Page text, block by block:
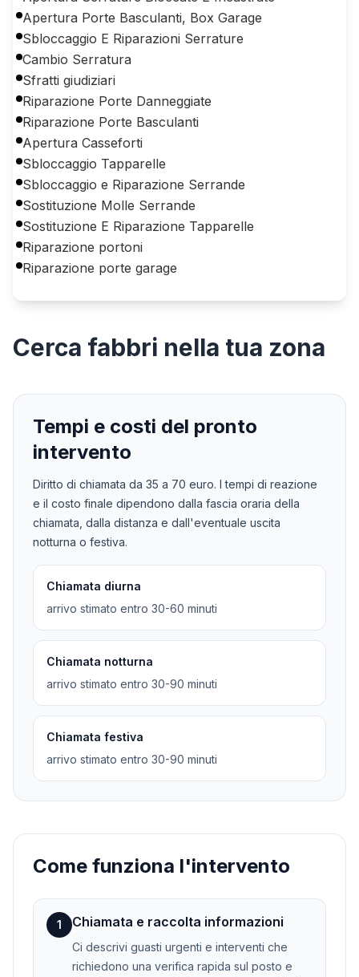
Apertura Porte Basculanti, Box Garage
Sbloccaggio E Riparazioni Serrature
Cambio Serratura
Sfratti giudiziari
Riparazione Porte Danneggiate
Riparazione Porte Basculanti
Apertura Casseforti
Sbloccaggio Tapparelle
Sbloccaggio e Riparazione Serrande
Sostituzione Molle Serrande
Sostituzione E Riparazione Tapparelle
Riparazione portoni
Riparazione porte garage
Cerca fabbri nella tua zona
Tempi e costi del pronto
intervento
Diritto di chiamata da 35 a 70 euro. I tempi di reazione
e il costo finale dipendono dalla fascia oraria della
chiamata, dalla distanza e dall'eventuale uscita
notturna o festiva.
Chiamata diurna
arrivo stimato entro 30-60 minuti
Chiamata notturna
arrivo stimato entro 30-90 minuti
Chiamata festiva
arrivo stimato entro 30-90 minuti
Come funziona l'intervento
1 Chiamata e raccolta informazioni
Ci descrivi guasti urgenti e interventi che
richiedono una verifica rapida sul posto e